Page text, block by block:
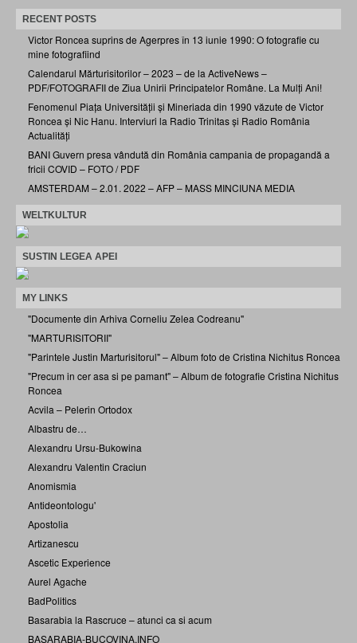
RECENT POSTS
Victor Roncea suprins de Agerpres în 13 iunie 1990: O fotografie cu
mine fotografiind
Calendarul Mărturisitorilor – 2023 – de la ActiveNews –
PDF/FOTOGRAFII de Ziua Unirii Principatelor Române. La Mulți Ani!
Fenomenul Piața Universității și Mineriada din 1990 văzute de Victor
Roncea și Nic Hanu. Interviuri la Radio Trinitas și Radio România
Actualități
BANI Guvern presa vândută din România campania de propagandă a
fricii COVID – FOTO / PDF
AMSTERDAM – 2.01. 2022 – AFP – MASS MINCIUNA MEDIA
WELTKULTUR
SUSTIN LEGEA APEI
MY LINKS
"Documente din Arhiva Corneliu Zelea Codreanu"
"MARTURISITORII"
"Parintele Justin Marturisitorul" – Album foto de Cristina Nichitus Roncea
"Precum in cer asa si pe pamant" – Album de fotografie Cristina Nichitus
Roncea
Acvila – Pelerin Ortodox
Albastru de…
Alexandru Ursu-Bukowina
Alexandru Valentin Craciun
Anomismia
Antideontologu'
Apostolia
Artizanescu
Ascetic Experience
Aurel Agache
BadPolitics
Basarabia la Rascruce – atunci ca si acum
BASARABIA-BUCOVINA.INFO